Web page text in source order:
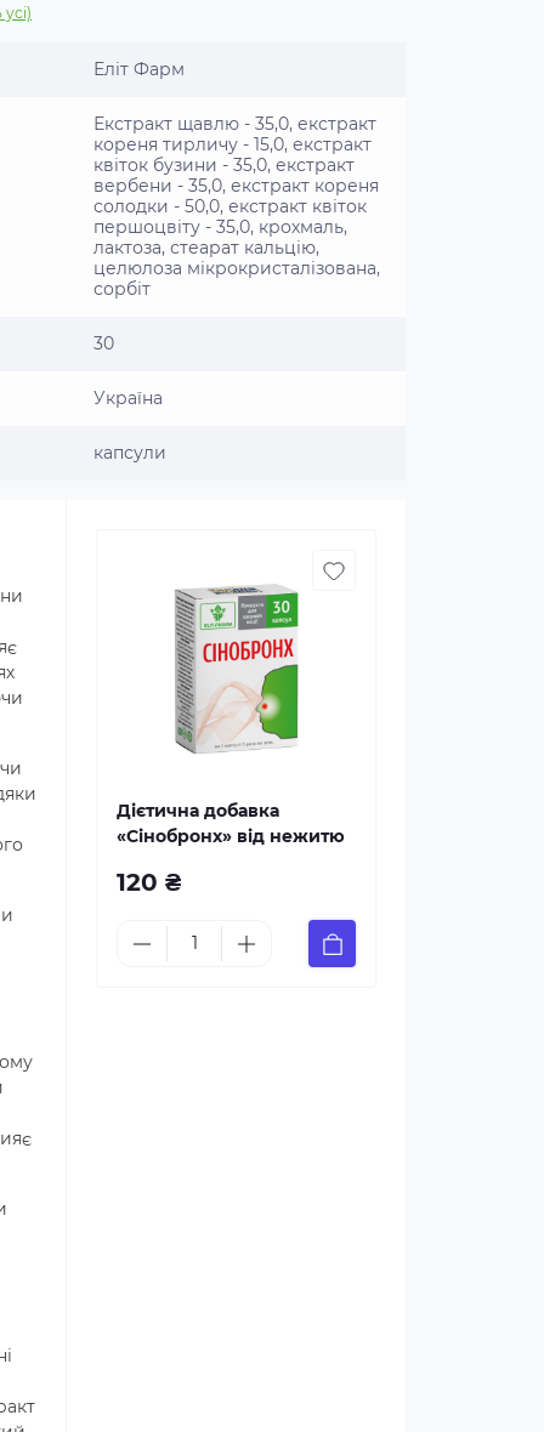
Еліт Фарм
Екстракт щавлю - 35,0, екстракт
кореня тирличу - 15,0, екстракт
квіток бузини - 35,0, екстракт
вербени - 35,0, екстракт кореня
солодки - 50,0, екстракт квіток
першоцвіту - 35,0, крохмаль,
лактоза, стеарат кальцію,
целюлоза мікрокристалізована,
сорбіт
30
Україна
капсули
Дієтична добавка
«Сінобронх» від нежитю
120 ₴